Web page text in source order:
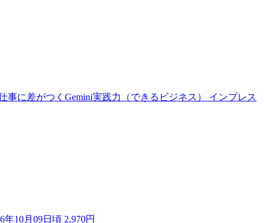
事に差がつくGemini実践力（できるビジネス） インプレス
年10月09日頃 2,970円